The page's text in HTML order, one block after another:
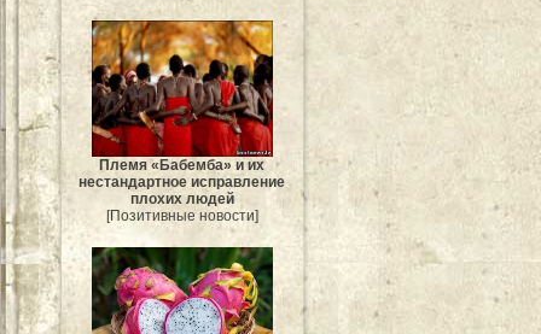
Племя «Бабемба» и их
нестандартное исправление
плохих людей
[Позитивные новости]